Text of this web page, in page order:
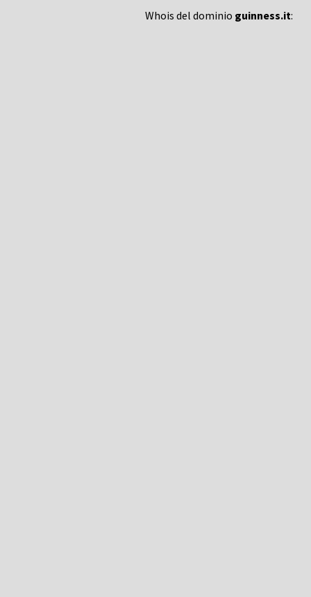
Whois del dominio guinness.it: